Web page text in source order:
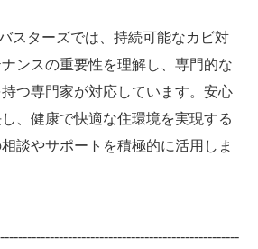
スターズでは、持続可能なカビ対
ンスの重要性を理解し、専門的な
つ専門家が対応しています。安心
、健康で快適な住環境を実現する
談やサポートを積極的に活用しま